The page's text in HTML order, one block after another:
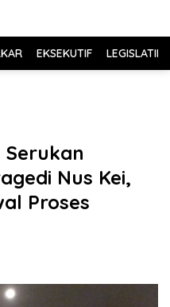
EKSEKUTIF LEGISLATIF
Nus Kei,
Proses